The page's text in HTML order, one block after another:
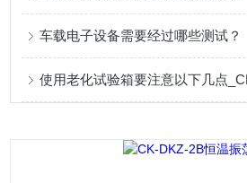
车载电子设备需要经过哪些测试？
使用老化试验箱要注意以下几点